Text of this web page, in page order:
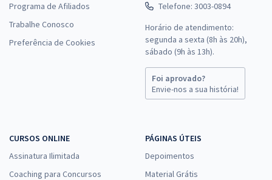
Programa de Afiliados
Trabalhe Conosco
Preferência de Cookies
Telefone: 3003-0894
Horário de atendimento:
segunda a sexta (8h às 20h),
sábado (9h às 13h).
Foi aprovado?
Envie-nos a sua história!
CURSOS ONLINE
Assinatura Ilimitada
Coaching para Concursos
PÁGINAS ÚTEIS
Depoimentos
Material Grátis